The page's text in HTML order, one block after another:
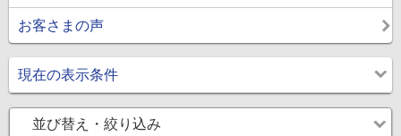
お客さまの声
現在の表示条件
並び替え・絞り込み